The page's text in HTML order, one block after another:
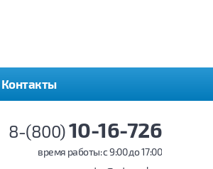
Контакты
8-(800)10-16-726
время работы: c 9:00 до 17:00